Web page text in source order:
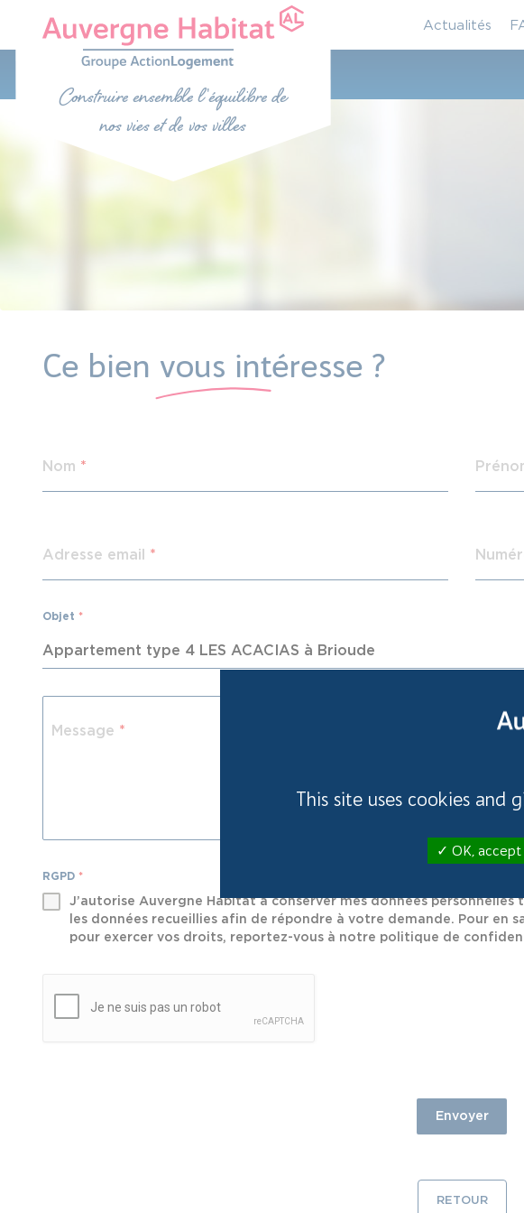
Actualités
Ce bien vous intéresse ?
Nom *
Adresse email *
Objet *
Message *
RGPD *
J’autorise Auvergne Habitat à conserver mes données
les données recueillies afin de répondre à votre demande. Pour en
pour exercer vos droits, reportez-vous à notre politique de
Envoyer
RETOUR
This site uses cookies
OK,